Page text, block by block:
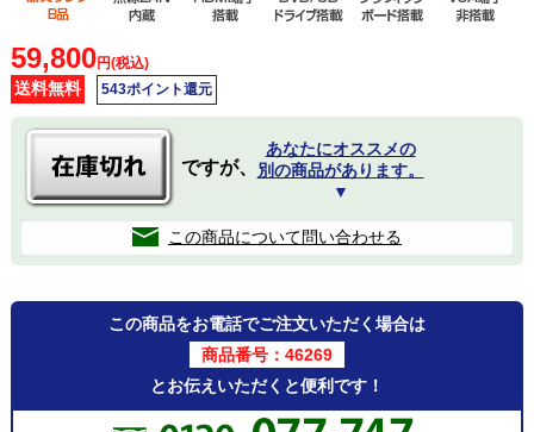
59,800円(税込)
送料無料 543ポイント還元
ですが、
あなたにオススメの
別の商品があります。
▼
この商品について問い合わせる
この商品をお電話でご注文いただく場合は
商品番号：46269
とお伝えいただくと便利です！